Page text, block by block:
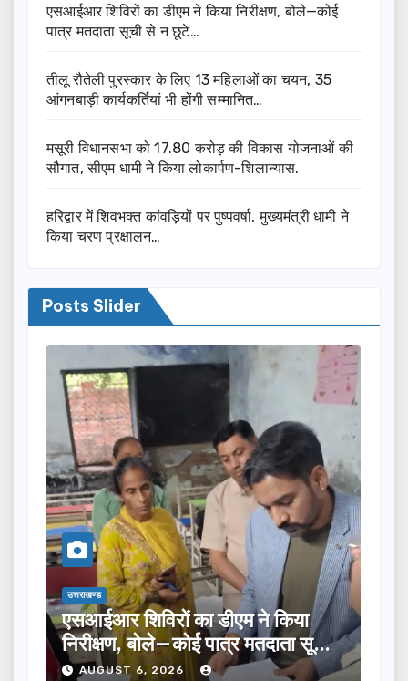
एसआईआर शिविरों का डीएम ने किया निरीक्षण, बोले—कोई
पात्र मतदाता सूची से न छूटे…
तीलू रौतेली पुरस्कार के लिए 13 महिलाओं का चयन, 35
आंगनबाड़ी कार्यकर्तियां भी होंगी सम्मानित…
मसूरी विधानसभा को 17.80 करोड़ की विकास योजनाओं की
सौगात, सीएम धामी ने किया लोकार्पण-शिलान्यास.
हरिद्वार में शिवभक्त कांवड़ियों पर पुष्पवर्षा, मुख्यमंत्री धामी ने
किया चरण प्रक्षालन…
Posts Slider
शिविरों का डीएम ने किया
बोले—कोई पात्र मतदाता सूची
6, 2026
उत्तराखण्ड
तीलू रौतेली
का चयन, 35
होंगी सम्मानित…
AUGUST 6, 2026